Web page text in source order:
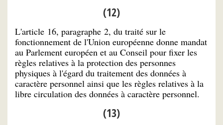
(12)
L'article 16, paragraphe 2, du traité sur le
fonctionnement de l'Union européenne donne mandat
au Parlement européen et au Conseil pour fixer les
règles relatives à la protection des personnes
physiques à l'égard du traitement des données à
caractère personnel ainsi que les règles relatives à la
libre circulation des données à caractère personnel.
(13)